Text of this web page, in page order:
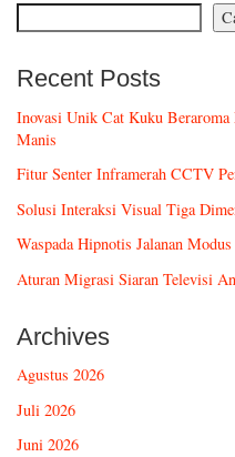
Recent Posts
Inovasi Unik Cat Kuku
Manis
Fitur Senter Inframerah CCTV
Solusi Interaksi Visual Tiga
Waspada Hipnotis Jalanan
Aturan Migrasi Siaran Televisi
Archives
Agustus 2026
Juli 2026
Juni 2026